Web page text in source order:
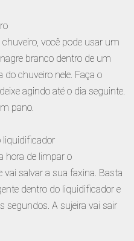
você pode usar um
branco dentro de um
do chuveiro nele. Faça o
agindo até o dia seguinte.
pano.
liquidificador
hora de limpar o
vai salvar a sua faxina. Basta
dentro do liquidificador e
segundos. A sujeira vai sair